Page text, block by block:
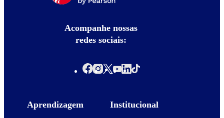
Acompanhe nossas
redes sociais:
Aprendizagem Institucional